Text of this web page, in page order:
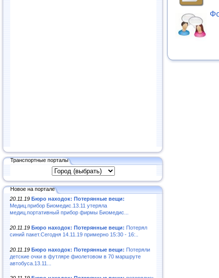
Транспортные порталы
Новое на портале
20.11.19 Бюро находок: Потерянные вещи:
Медиц.прибор Биомедис.13.11 утеряла
медиц.портативный прибор фирмы Биомедис...
20.11.19 Бюро находок: Потерянные вещи: Потерял
синий пакет.Сегодня 14.11.19 примерно 15:30 - 16:..
20.11.19 Бюро находок: Потерянные вещи: Потеряли
детские очки в футляре фиолетовом в 70 маршруте
автобуса.13.11...